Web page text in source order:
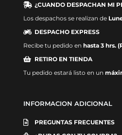
¿CUANDO DESPACHAN MI
Los despachos se realizan de
DESPACHO EXPRESS
Recibe tu pedido en hasta 3 hrs.
RETIRO EN TIENDA
Tu pedido estará listo en un
INFORMACION ADICIONAL
PREGUNTAS FRECUENTES